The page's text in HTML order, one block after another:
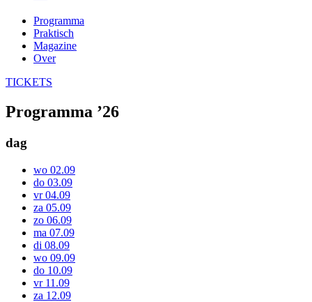
Programma
Praktisch
Magazine
Over
TICKETS
Programma ’26
dag
wo 02.09
do 03.09
vr 04.09
za 05.09
zo 06.09
ma 07.09
di 08.09
wo 09.09
do 10.09
vr 11.09
za 12.09